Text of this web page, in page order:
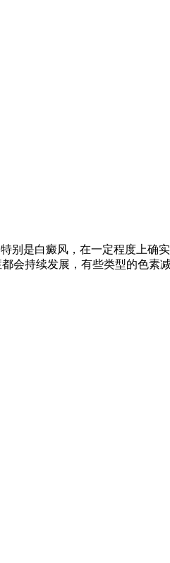
别是白癜风，在一定程度上确
会持续发展，有些类型的色素